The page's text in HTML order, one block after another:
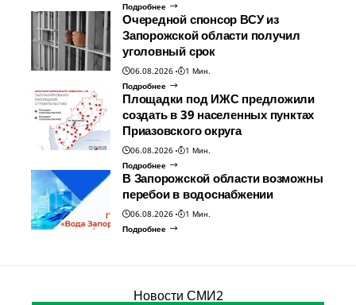
Подробнее
Очередной спонсор ВСУ из
Запорожской области получил
уголовный срок
06.08.2026
1 Мин.
Подробнее
Площадки под ИЖС предложили
создать в 39 населенных пунктах
Приазовского округа
06.08.2026
1 Мин.
Подробнее
В Запорожской области возможны
перебои в водоснабжении
06.08.2026
1 Мин.
Подробнее
Новости СМИ2